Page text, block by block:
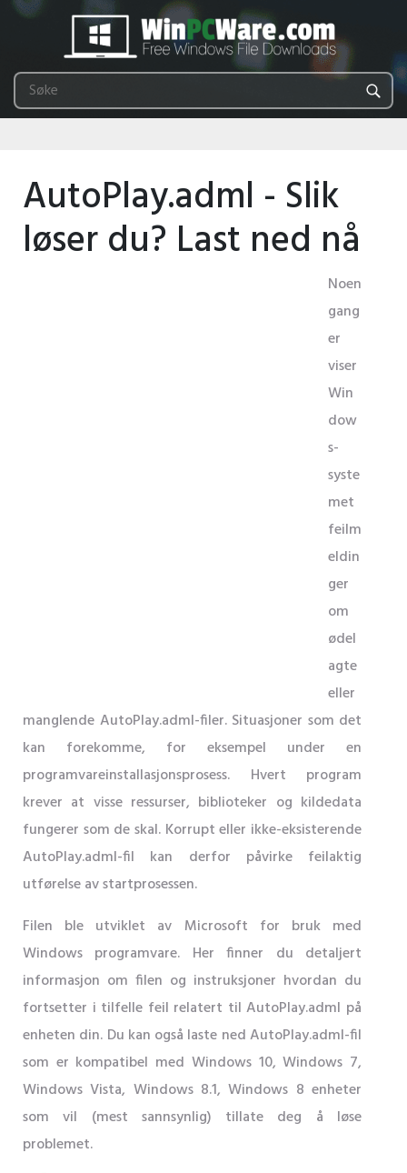
AutoPlay.adml - Slik
løser du? Last ned nå
Noen
gang
er
viser
Win
dow
s-
syste
met
feilm
eldin
ger
om
ødel
agte
eller
manglende AutoPlay.adml-filer. Situasjoner som det
kan forekomme, for eksempel under en
programvareinstallasjonsprosess. Hvert program
krever at visse ressurser, biblioteker og kildedata
fungerer som de skal. Korrupt eller ikke-eksisterende
AutoPlay.adml-fil kan derfor påvirke feilaktig
utførelse av startprosessen.
Filen ble utviklet av Microsoft for bruk med
Windows programvare. Her finner du detaljert
informasjon om filen og instruksjoner hvordan du
fortsetter i tilfelle feil relatert til AutoPlay.adml på
enheten din. Du kan også laste ned AutoPlay.adml-fil
som er kompatibel med Windows 10, Windows 7,
Windows Vista, Windows 8.1, Windows 8 enheter
som vil (mest sannsynlig) tillate deg å løse
problemet.